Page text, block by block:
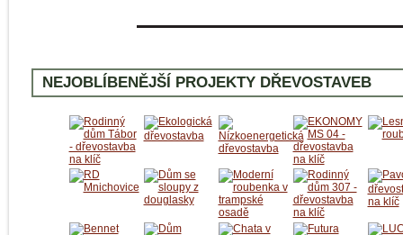
NEJOBLÍBENĚJŠÍ PROJEKTY DŘEVOSTAVEB